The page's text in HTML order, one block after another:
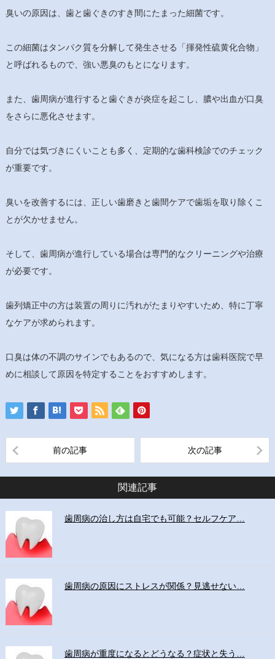
臭いの原因は、歯と歯ぐきのすき間にたまった細菌です。
この細菌はタンパク質を分解して発生させる「揮発性硫黄化合物」
と呼ばれるもので、強い悪臭のもとになります。
また、歯周病が進行すると歯ぐきが炎症を起こし、膿や出血が口臭
をさらに悪化させます。
自分では気づきにくいことも多く、定期的な歯科検診でのチェック
が重要です。
臭いを改善するには、正しい歯磨きと歯間ケアで歯垢を取り除くこ
とが欠かせません。
そして、歯周病が進行している場合は専門的なクリーニングや治療
が必要です。
歯列矯正中の方は装置の周りに汚れがたまりやすいため、特に丁寧
なケアが求められます。
口臭は体の不調のサインでもあるので、気になる方は歯科医院で早
めに相談して原因を特定することをおすすめします。
前の記事 次の記事
関連記事
歯周病の治し方は自宅でも可能？セルフケア…
歯周病の原因にストレスが関係？見逃せない…
歯周病が重度になるとどうなる？症状と失う…